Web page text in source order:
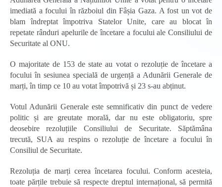
imediată a focului în războiul din Fâșia Gaza. A fost un vot de
blam îndreptat împotriva Statelor Unite, care au blocat în
repetate rânduri apelurile de încetare a focului ale Consiliului de
Securitate al ONU.
O majoritate de 153 de state au votat o rezoluție de încetare a
focului în sesiunea specială de urgență a Adunării Generale de
marți, în timp ce 10 au votat împotrivă și 23 s-au abținut.
Votul Adunării Generale este semnificativ din punct de vedere
politic și are greutate morală, dar nu este obligatoriu, spre
deosebire rezoluțiile Consiliului de Securitate. Săptămâna
trecută, SUA au respins o rezoluție de încetare a focului în
Consiliul de Securitate.
Rezoluția de marți cerea încetarea focului. Conform acesteia,
toate părțile trebuie să respecte dreptul internațional, să permită